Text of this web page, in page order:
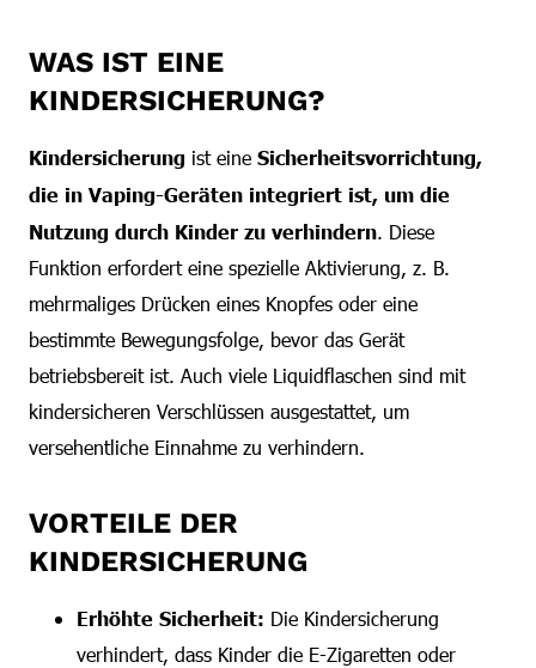
WAS IST EINE
KINDERSICHERUNG?
Kindersicherung ist eine Sicherheitsvorrichtung,
die in Vaping-Geräten integriert ist, um die
Nutzung durch Kinder zu verhindern. Diese
Funktion erfordert eine spezielle Aktivierung, z. B.
mehrmaliges Drücken eines Knopfes oder eine
bestimmte Bewegungsfolge, bevor das Gerät
betriebsbereit ist. Auch viele Liquidflaschen sind mit
kindersicheren Verschlüssen ausgestattet, um
versehentliche Einnahme zu verhindern.
VORTEILE DER
KINDERSICHERUNG
Erhöhte Sicherheit: Die Kindersicherung
verhindert, dass Kinder die E-Zigaretten oder